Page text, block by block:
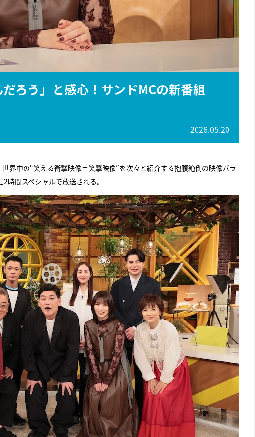
ろう」と感心！サンドMCの新番組
2026.05.20
界中の“笑える衝撃映像＝笑撃映像”を次々と紹介する抱腹絶倒の映像バラ
時間スペシャルで放送される。